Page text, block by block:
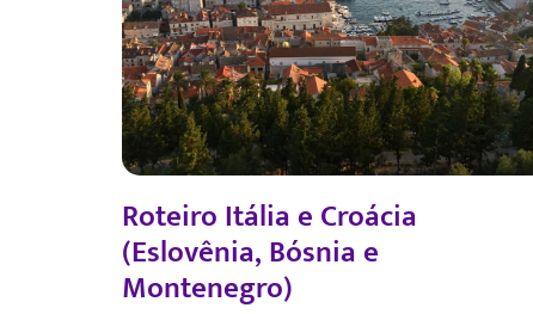
Roteiro Itália e Croácia
(Eslovênia, Bósnia e
Montenegro)